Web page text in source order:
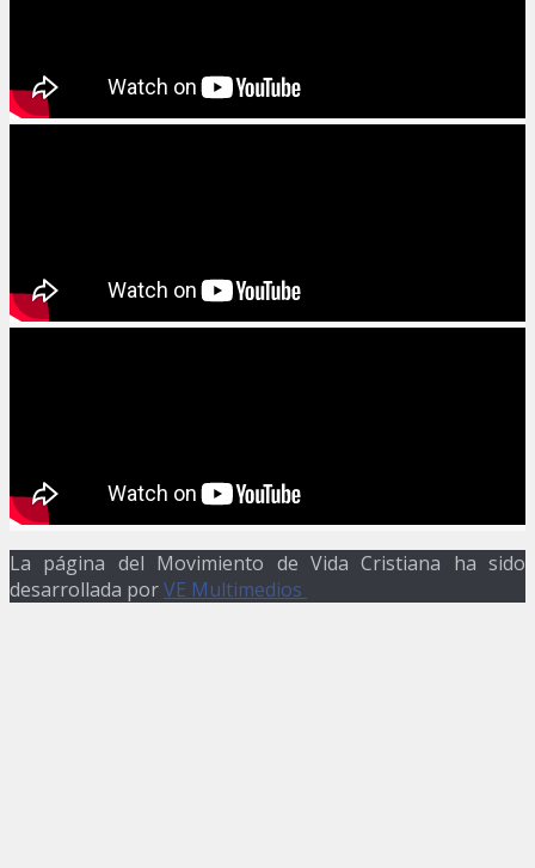
La página del Movimiento de Vida Cristiana ha sido
desarrollada porVE Multimedios